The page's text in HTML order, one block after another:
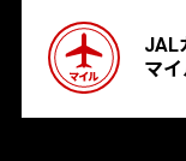
JAL
マ